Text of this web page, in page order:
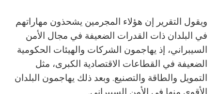
ويقول التقرير إن هؤلاء المجرمين يشحذون مهاراتهم
في البلدان ذات القدرات الضعيفة في مجال الأمن
السيبراني، إذ يهاجمون الشركات والهيئات الحكومية
الضعيفة في القطاعات الاقتصادية الكبرى، مثل
التمويل والطاقة والتصنيع. وبعد ذلك يهاجمون البلدان